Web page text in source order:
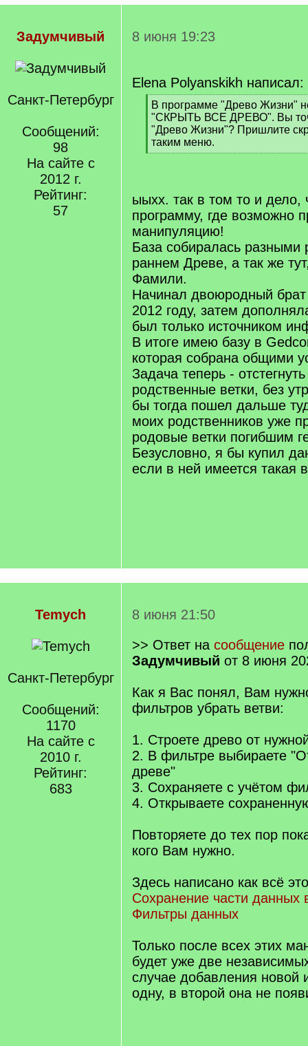
Задумчивый
Санкт-Петербург
Сообщений:
98
На сайте с
2012 г.
Рейтинг:
57
8 июня 19:23
Elena Polyanskikh написал:
[
q
]
В программе "Древо Жизни"
"СКРЫТЬ ВСЕ ДРЕВО". Вы
"Древо Жизни"? Пришлите
таким меню.
[
ыыхх. так в том то и дело,
программу, где возможно
манипуляцию!
База собиралась разными
раннем Древе, а так же
Фамили.
Начинал двоюродный
2012 году, затем
был только источником
В итоге имею базу в
которая собрана общими
Задача теперь -
родственные ветки, без
бы тогда пошел дальше
моих родственников уже
родовые ветки погибшим
Безусловно, я бы купил
если в ней имеется такая
Temych
Санкт-Петербург
Сообщений:
1170
На сайте с
2010 г.
Рейтинг:
683
8 июня 21:50
>> Ответ на сообщение
Задумчивый от 8 июня
Как я Вас понял, Вам
фильтров убрать ветви:
1. Строете древо от
2. В фильтре выбираете
древе"
3. Сохраняете с учётом
4. Открываете
Повторяете до тех пор
кого Вам нужно.
Здесь написано как всё
Сохранение части данных
Фильтры данных
Только после всех этих
будет уже две
случае добавления новой
одну, в второй она не